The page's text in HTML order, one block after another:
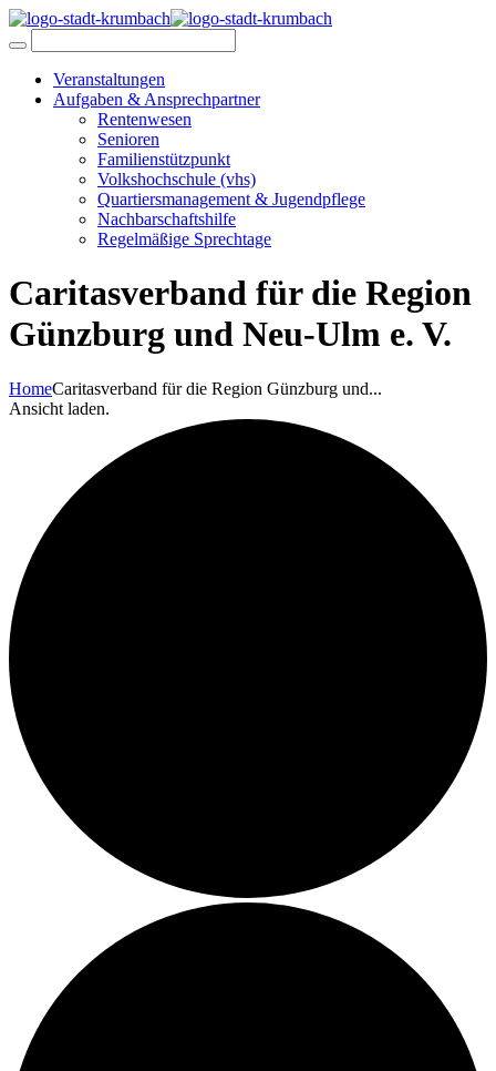
Veranstaltungen
Aufgaben & Ansprechpartner
Rentenwesen
Senioren
Familienstützpunkt
Volkshochschule (vhs)
Quartiersmanagement & Jugendpflege
Nachbarschaftshilfe
Regelmäßige Sprechtage
Caritasverband für die Region
Günzburg und Neu-Ulm e. V.
HomeCaritasverband für die Region Günzburg und...
Ansicht laden.